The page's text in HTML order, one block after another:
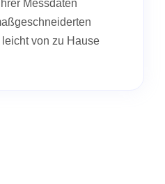
Messdaten
von zu Hause